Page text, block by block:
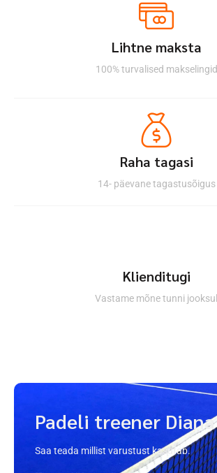
Lihtne maksta
100% turvalised makselingid
Raha tagasi
14- päevane tagastusõigus
Klienditugi
Vastame mõne tunni jooksul
Padeli treener Diana
Saa teada millist varustust kasutab.